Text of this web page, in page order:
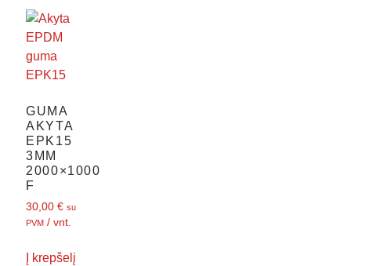
GUMA
AKYTA
EPK15
3MM
2000×1000
F
30,00€ su
PVM / vnt.
Į krepšelį